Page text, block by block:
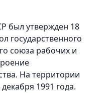
был утвержден 18
государственного
союза рабочих и
На территории
1991 года.